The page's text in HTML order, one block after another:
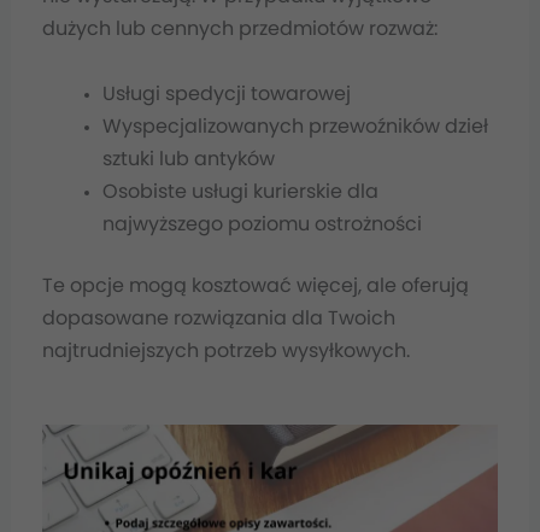
dużych lub cennych przedmiotów rozważ:
Usługi spedycji towarowej
Wyspecjalizowanych przewoźników dzieł
sztuki lub antyków
Osobiste usługi kurierskie dla
najwyższego poziomu ostrożności
Te opcje mogą kosztować więcej, ale oferują
dopasowane rozwiązania dla Twoich
najtrudniejszych potrzeb wysyłkowych.